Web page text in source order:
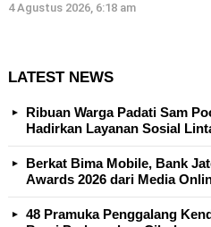
4 Agustus 2026, 6:18 am
LATEST NEWS
Ribuan Warga Padati Sam
Hadirkan Layanan Sosial
Berkat Bima Mobile, Bank
Awards 2026 dari Media
48 Pramuka Penggalang